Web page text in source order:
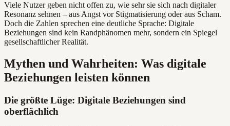
Viele Nutzer geben nicht offen zu, wie sehr sie sich nach digitaler
Resonanz sehnen – aus Angst vor Stigmatisierung oder aus Scham.
Doch die Zahlen sprechen eine deutliche Sprache: Digitale
Beziehungen sind kein Randphänomen mehr, sondern ein Spiegel
gesellschaftlicher Realität.
Mythen und Wahrheiten: Was digitale
Beziehungen leisten können
Die größte Lüge: Digitale Beziehungen sind
oberflächlich